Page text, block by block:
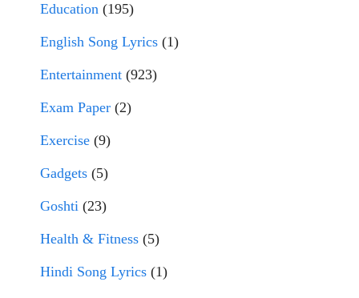
Education (195)
English Song Lyrics (1)
Entertainment (923)
Exam Paper (2)
Exercise (9)
Gadgets (5)
Goshti (23)
Health & Fitness (5)
Hindi Song Lyrics (1)